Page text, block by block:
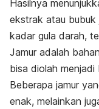
Hasilnya
ekstrak atau bubuk
kadar gula darah,
Jamur adalah
bisa diolah menjadi
Beberapa jamur
enak, melainkan